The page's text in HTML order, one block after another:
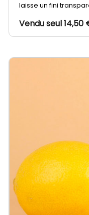
laisse un fini
Vendu seul 14,50